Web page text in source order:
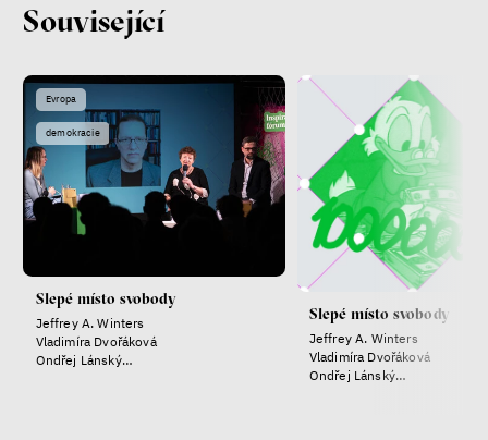
Fotogalerie IF 2025
Patricia Churchland
Filozofka
Související
Evropa
demokracie
Slepé místo svobody
Jeffrey A. Winters
Vladimíra Dvořáková
Ondřej Lánský
Slepé místo svobody
Jeffrey A. Winters
Vladimíra Dvořáková
Ondřej Lánský